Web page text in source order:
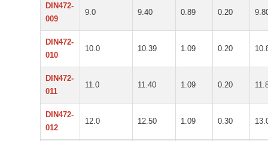
DIN472-
009
9.0 9.40 0.89 0.20
DIN472-
010
10.0 10.39 1.09 0.20
DIN472-
011
11.0 11.40 1.09 0.20
DIN472-
012
12.0 12.50 1.09 0.30